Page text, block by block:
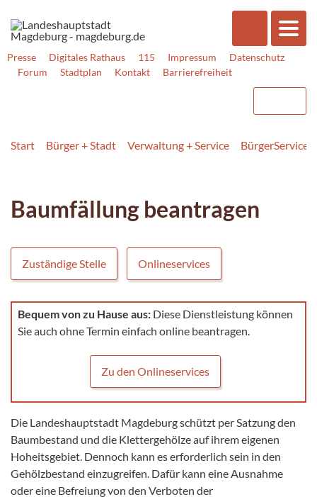
Presse Digitales Rathaus 115 Impressum
Datenschutz
Forum
Stadtplan Kontakt Barrierefreiheit
Start Bürger + Stadt Verwaltung + Service BürgerService
Baumfällung beantragen
Zuständige Stelle Onlineservices
Bequem von zu Hause aus: Diese Dienstleistung können
Sie auch ohne Termin einfach online beantragen.
Zu den Onlineservices
Die Landeshauptstadt Magdeburg schützt per Satzung den
Baumbestand und die Klettergehölze auf ihrem eigenen
Hoheitsgebiet. Dennoch kann es erforderlich sein in den
Gehölzbestand einzugreifen. Dafür kann eine Ausnahme
oder eine Befreiung von den Verboten der